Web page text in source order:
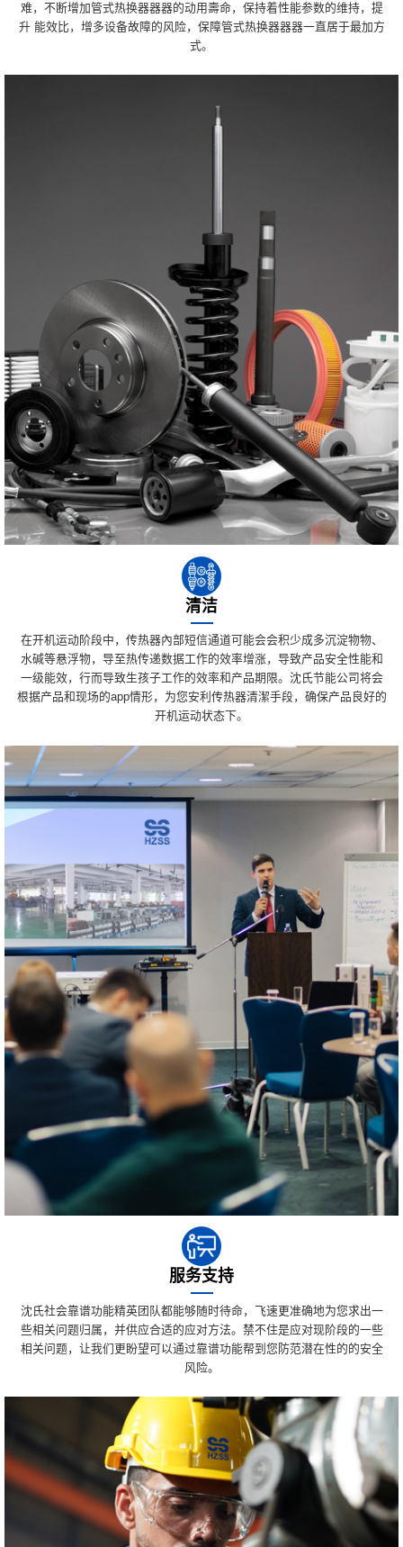
难，不断增加管式热换器器器的动用壽命，保持着性能参数的维持，提
升 能效比，增多设备故障的风险，保障管式热换器器器一直居于最加方
式。
清洁
在开机运动阶段中，传热器內部短信通道可能会会积少成多沉淀物物、
水碱等悬浮物，导至热传递数据工作的效率增涨，导致产品安全性能和
一级能效，行而导致生孩子工作的效率和产品期限。沈氏节能公司将会
根据产品和现场的app情形，为您安利传热器清潔手段，确保产品良好的
开机运动状态下。
服务支持
沈氏社会靠谱功能精英团队都能够随时待命，飞速更准确地为您求出一
些相关问题归属，并供应合适的应对方法。禁不住是应对现阶段的一些
相关问题，让我们更盼望可以通过靠谱功能帮到您防范潜在性的的安全
风险。